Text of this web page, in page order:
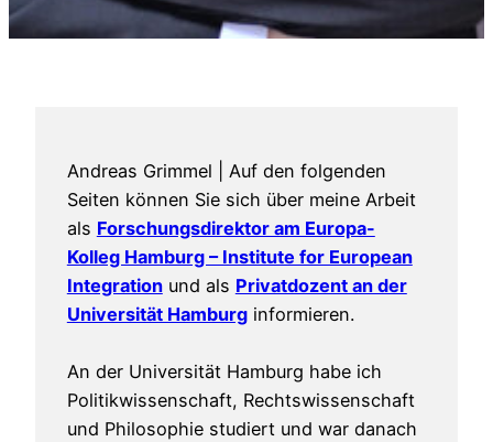
Andreas Grimmel | Auf den folgenden
Seiten können Sie sich über meine Arbeit
als Forschungsdirektor am Europa-
Kolleg Hamburg – Institute for European
Integrationund als Privatdozent an der
Universität Hamburginformieren.
An der Universität Hamburg habe ich
Politikwissenschaft, Rechtswissenschaft
und Philosophie studiert und war danach